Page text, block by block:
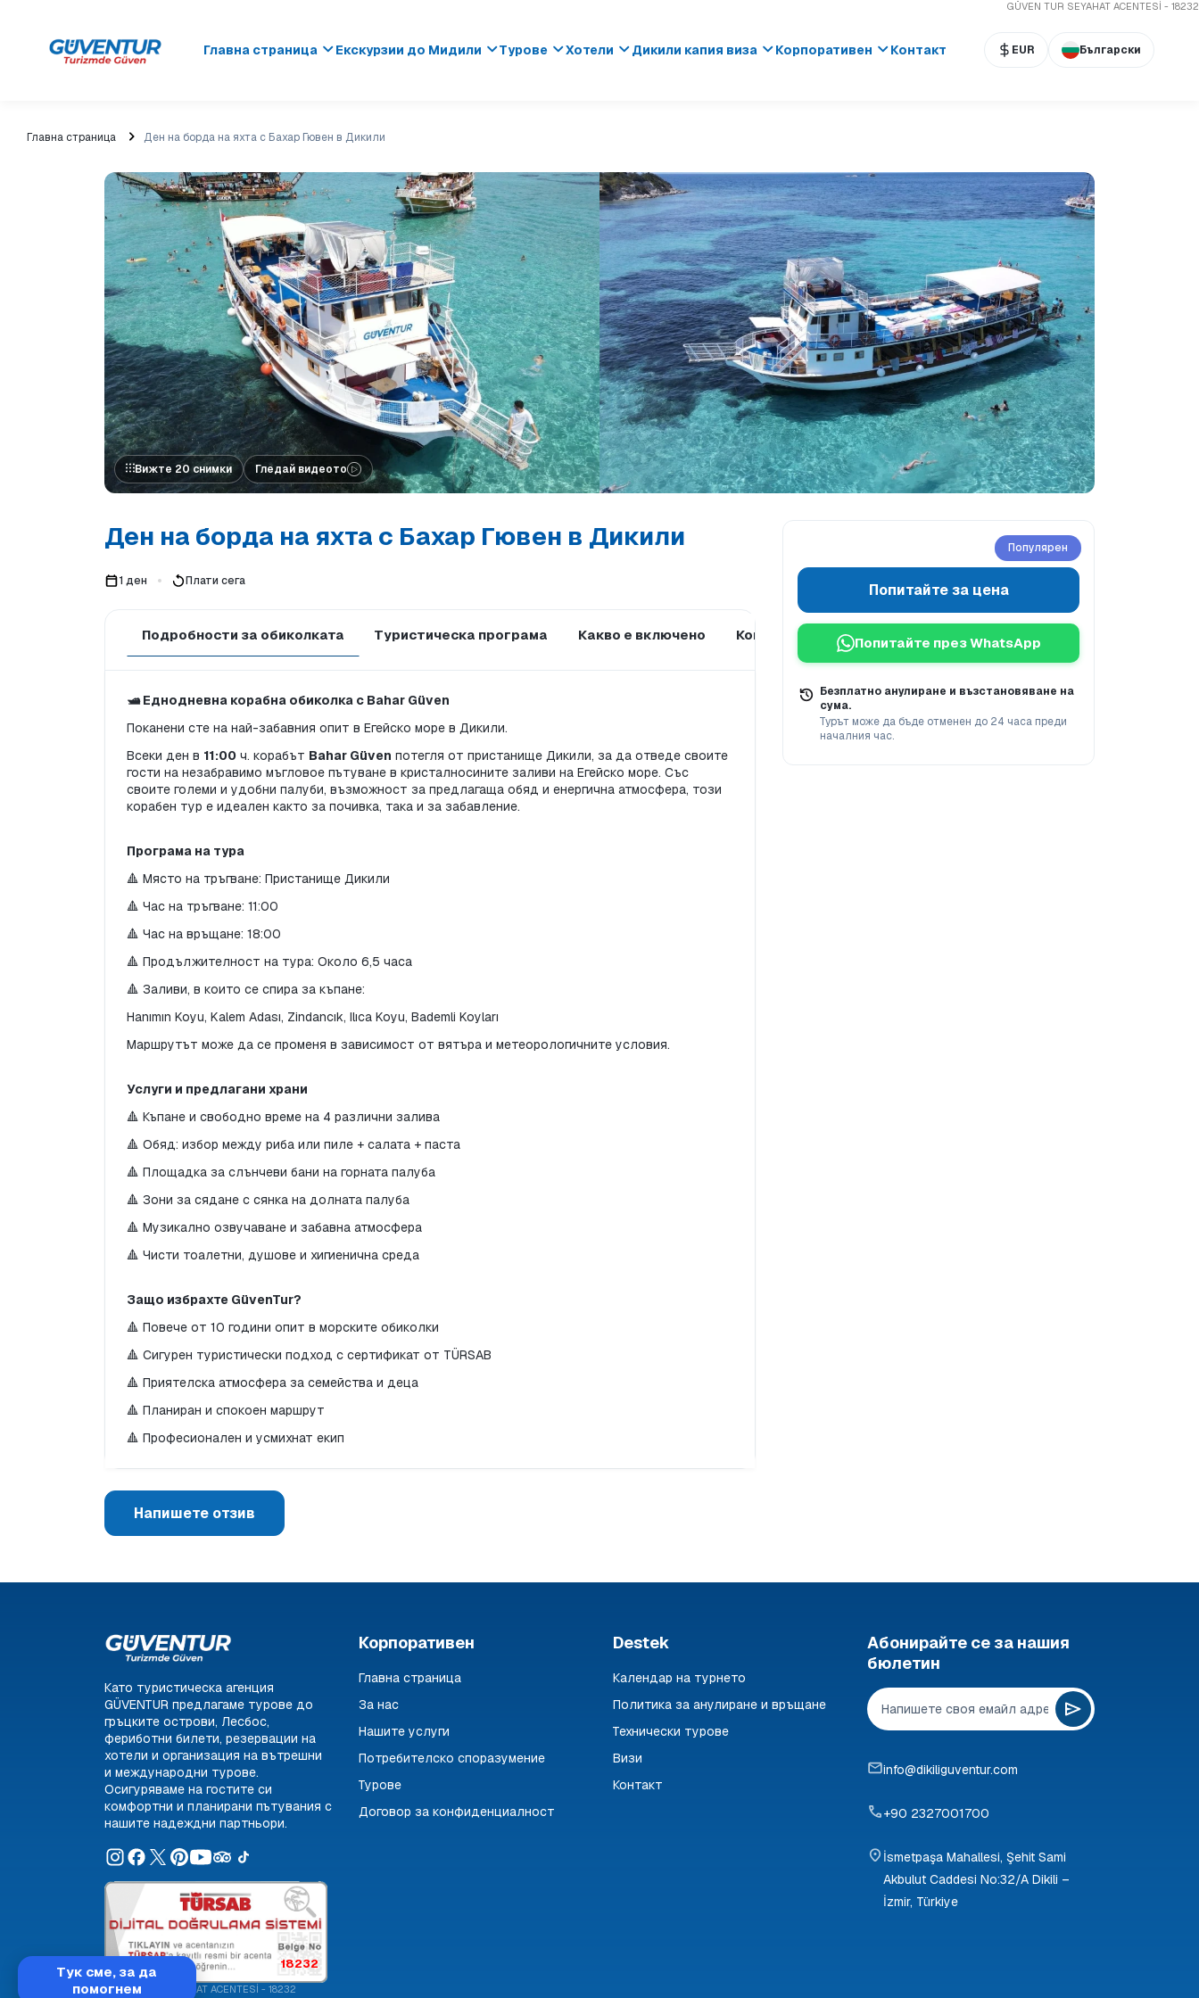
GÜVEN TUR SEYAHAT ACENTESİ - 18232
Главна страница Екскурзии до Мидили Турове Хотели Дикили капия виза Корпоративен Контакт EUR Български
Главна страница Ден на борда на яхта с Бахар Гювен в Дикили
Вижте 20 снимки Гледай видеото
Ден на борда на яхта с Бахар Гювен в Дикили
1 ден Плати сега
Подробности за обиколката Туристическа програма Какво е включено Които не са включени Какво да вземете със себе си?
🛥️ Еднодневна корабна обиколка с Bahar Güven
Поканени сте на най-забавния опит в Егейско море в Дикили.
Всеки ден в 11:00 ч. корабът Bahar Güven потегля от пристанище Дикили, за да отведе своите
гости на незабравимо мъгловое пътуване в кристалносините заливи на Егейско море. Със
своите големи и удобни палуби, възможност за предлагаща обяд и енергична атмосфера, този
корабен тур е идеален както за почивка, така и за забавление.
Програма на тура
🔺 Място на тръгване: Пристанище Дикили
🔺 Час на тръгване: 11:00
🔺 Час на връщане: 18:00
🔺 Продължителност на тура: Около 6,5 часа
🔺 Заливи, в които се спира за къпане:
Hanımın Koyu, Kalem Adası, Zindancık, Ilıca Koyu, Bademli Koyları
Маршрутът може да се променя в зависимост от вятъра и метеорологичните условия.
Услуги и предлагани храни
🔺 Къпане и свободно време на 4 различни залива
🔺 Обяд: избор между риба или пиле + салата + паста
🔺 Площадка за слънчеви бани на горната палуба
🔺 Зони за сядане с сянка на долната палуба
🔺 Музикално озвучаване и забавна атмосфера
🔺 Чисти тоалетни, душове и хигиенична среда
Защо избрахте GüvenTur?
🔺 Повече от 10 години опит в морските обиколки
🔺 Сигурен туристически подход с сертификат от TÜRSAB
🔺 Приятелска атмосфера за семейства и деца
🔺 Планиран и спокоен маршрут
🔺 Професионален и усмихнат екип
Популярен
Попитайте за цена
Попитайте през WhatsApp
Безплатно анулиране и възстановяване на
сума.
Турът може да бъде отменен до 24 часа преди
началния час.
Напишете отзив
Като туристическа агенция
GÜVENTUR предлагаме турове до
гръцките острови, Лесбос,
фериботни билети, резервации на
хотели и организация на вътрешни
и международни турове.
Осигуряваме на гостите си
комфортни и планирани пътувания с
нашите надеждни партньори.
18232
GÜVEN TUR SEYAHAT ACENTESİ - 18232
Корпоративен
Главна страница
За нас
Нашите услуги
Потребителско споразумение
Турове
Договор за конфиденциалност
Destek
Календар на турнето
Политика за анулиране и връщане
Технически турове
Визи
Контакт
Абонирайте се за нашия
бюлетин
info@dikiliguventur.com
+90 2327001700
İsmetpaşa Mahallesi, Şehit Sami
Akbulut Caddesi No:32/A Dikili –
İzmir, Türkiye
Тук сме, за да
помогнем